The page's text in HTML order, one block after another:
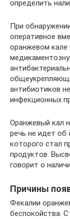
определить
При
оперативное
оранжевом кале
антибиотиков
инфекционных
Оранжевый кал
речь не идет об
которого стал
продуктов.
говорит о
Причины
Фекалии
беспокойства.